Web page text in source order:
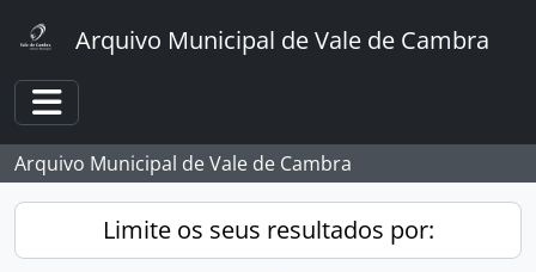
Arquivo Municipal de Vale de Cambra
Toggle navigation
Arquivo Municipal de Vale de Cambra
Limite os seus resultados por: